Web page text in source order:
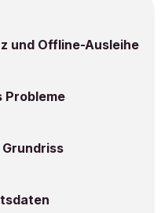
und Offline-Ausleihe
Probleme